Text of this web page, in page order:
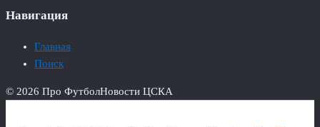
Навигация
Главная
Поиск
© 2026 Про ФутболНовости ЦСКА